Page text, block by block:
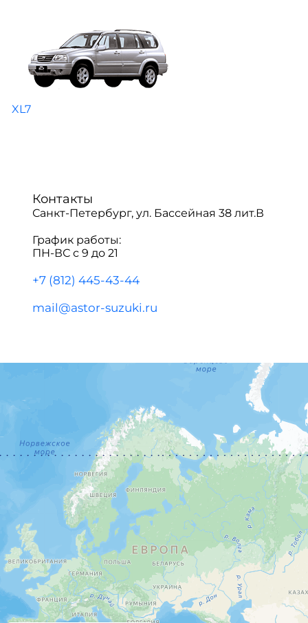
XL7
Контакты
Санкт-Петербург, ул. Бассейная 38 лит.В
График работы:
ПН-ВС с 9 до 21
+7 (812) 445-43-44
mail@astor-suzuki.ru